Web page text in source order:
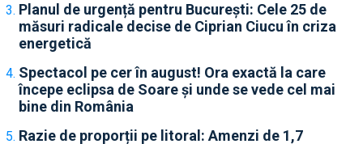
Planul de urgență pentru București: Cele 25 de
măsuri radicale decise de Ciprian Ciucu în criza
energetică
Spectacol pe cer în august! Ora exactă la care
începe eclipsa de Soare și unde se vede cel mai
bine din România
Razie de proporții pe litoral: Amenzi de 1,7